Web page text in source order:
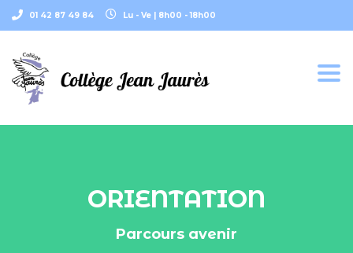
Lu - Ve | 8h00 - 18h00
01 42 87 49 84
ORIENTATION
Parcours avenir